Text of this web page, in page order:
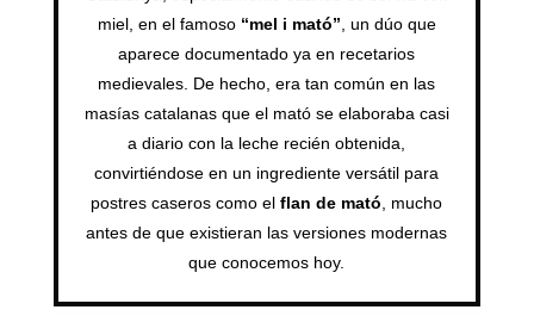
miel, en el famoso “mel i mató”, un dúo que
aparece documentado ya en recetarios
medievales. De hecho, era tan común en las
masías catalanas que el mató se elaboraba casi
a diario con la leche recién obtenida,
convirtiéndose en un ingrediente versátil para
postres caseros como elflan de mató, mucho
antes de que existieran las versiones modernas
que conocemos hoy.